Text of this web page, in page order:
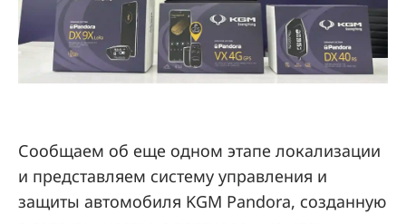
Сообщаем об еще одном этапе локализации
и представляем систему управления и
защиты автомобиля KGM Pandora, созданную